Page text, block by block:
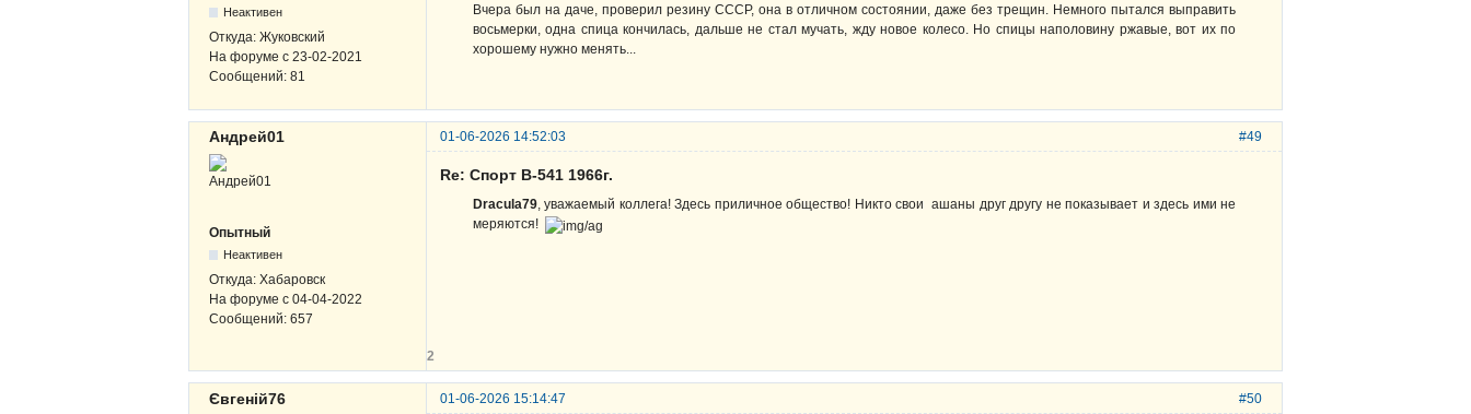
Неактивен
Откуда: Жуковский
На форуме с 23-02-2021
Сообщений: 81
Вчера был на даче, проверил резину СССР, она в отличном состоянии, даже без трещин. Немного пытался выправить
восьмерки, одна спица кончилась, дальше не стал мучать, жду новое колесо. Но спицы наполовину ржавые, вот их по
хорошему нужно менять...
#49
Андрей01 01-06-2026 14:52:03
Опытный
Неактивен
Откуда: Хабаровск
На форуме с 04-04-2022
Сообщений: 657
Re: Спорт В-541 1966г.
Dracula79, уважаемый коллега! Здесь приличное общество! Никто свои ашаны друг другу не показывает и здесь ими не
меряются!
2
#50
Євгеній76 01-06-2026 15:14:47